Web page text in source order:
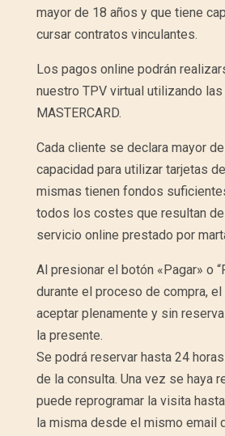
mayor de 18 años y que tiene
cursar contratos vinculantes.
Los pagos online podrán
nuestro TPV virtual utilizando
MASTERCARD.
Cada cliente se declara mayor
capacidad para utilizar tarjetas
mismas tienen fondos
todos los costes que resultan
servicio online prestado por
Al presionar el botón «Pagar» o
durante el proceso de compra,
aceptar plenamente y sin
la presente.
Se podrá reservar hasta 24
de la consulta. Una vez se haya
puede reprogramar la visita
la misma desde el mismo email